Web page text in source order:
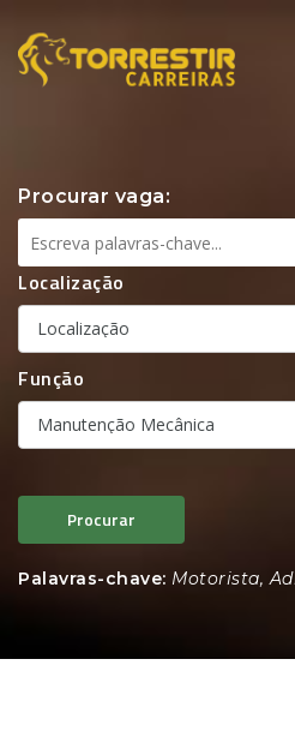
Procurar vaga:
Localização
Localização
Função
Manutenção Mecânica
Procurar
Palavras-chave: Motorista,